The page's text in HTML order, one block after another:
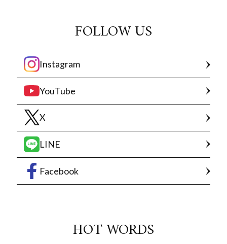
FOLLOW US
Instagram
YouTube
X
LINE
Facebook
HOT WORDS